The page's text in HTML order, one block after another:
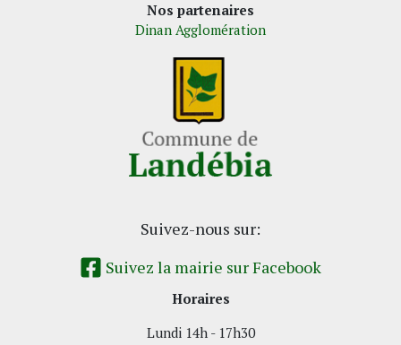
Nos partenaires
Dinan Agglomération
Suivez-nous sur:
Suivez la mairie sur Facebook
Horaires
Lundi 14h - 17h30